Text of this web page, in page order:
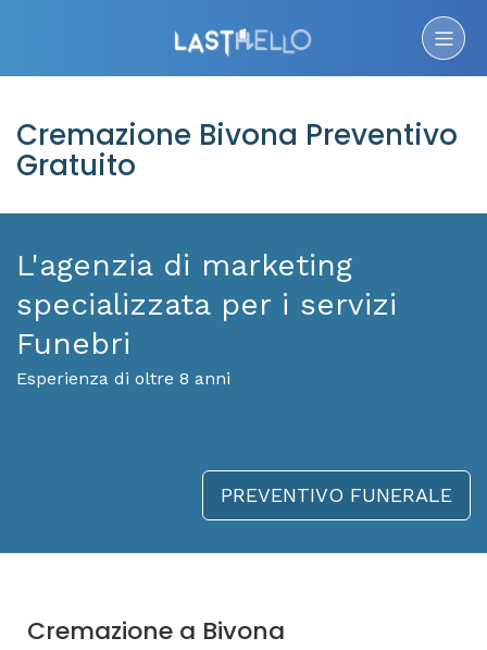
Cremazione Bivona Preventivo
Gratuito
L'agenzia di marketing
specializzata per i servizi
Funebri
Esperienza di oltre 8 anni
PREVENTIVO FUNERALE
Cremazione a Bivona